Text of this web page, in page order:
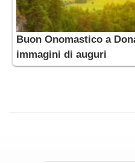
Buon Onomastico a
immagini di auguri